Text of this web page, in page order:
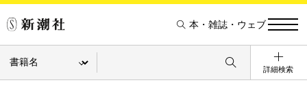
本・雑誌・ウェブ
詳細検索